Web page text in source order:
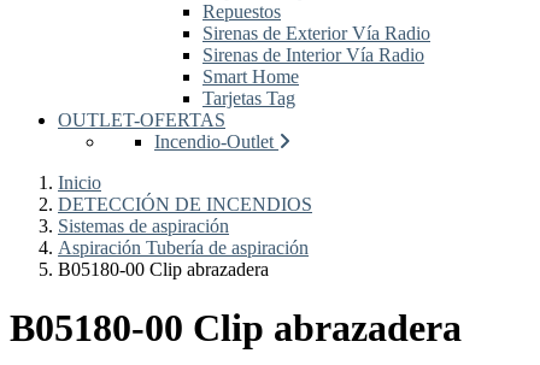
Repuestos
Sirenas de Exterior Vía Radio
Sirenas de Interior Vía Radio
Smart Home
Tarjetas Tag
OUTLET-OFERTAS
Incendio-Outlet
Inicio
DETECCIÓN DE INCENDIOS
Sistemas de aspiración
Aspiración Tubería de aspiración
B05180-00 Clip abrazadera
B05180-00 Clip abrazadera